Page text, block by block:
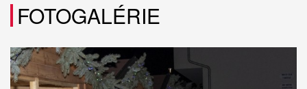
FOTOGALÉRIE